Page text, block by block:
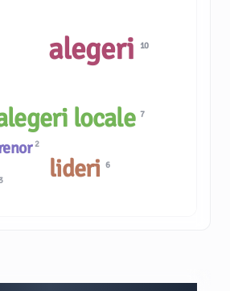
2
3 lideri 6
locale 7
alegeri 10